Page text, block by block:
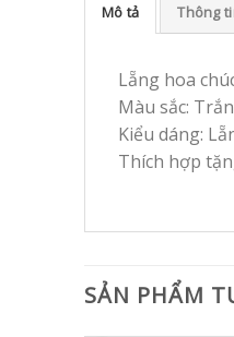
Mô tả Thông
Lẵng hoa
Màu sắc:
Kiểu dáng:
Thích hợp
SẢN PHẨM